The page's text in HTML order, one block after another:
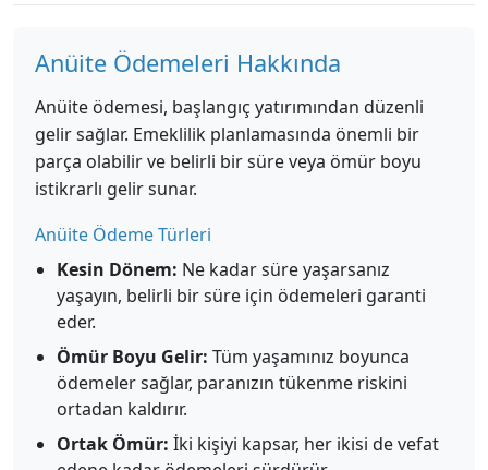
Anüite Ödemeleri Hakkında
Anüite ödemesi, başlangıç yatırımından düzenli
gelir sağlar. Emeklilik planlamasında önemli bir
parça olabilir ve belirli bir süre veya ömür boyu
istikrarlı gelir sunar.
Anüite Ödeme Türleri
Kesin Dönem: Ne kadar süre yaşarsanız
yaşayın, belirli bir süre için ödemeleri garanti
eder.
Ömür Boyu Gelir: Tüm yaşamınız boyunca
ödemeler sağlar, paranızın tükenme riskini
ortadan kaldırır.
Ortak Ömür: İki kişiyi kapsar, her ikisi de vefat